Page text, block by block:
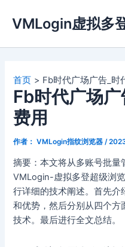
容
VMLogin虚拟多
首页 Fb时代广场广告_时
Fb时代广场
费用
作者： VMLogin指纹浏览器 /
摘要：本文将从多账号批量
VMLogin-虚拟多登超级浏
行详细的技术阐述。首先
和优势，然后分别从四个
技术。最后进行全文总结。